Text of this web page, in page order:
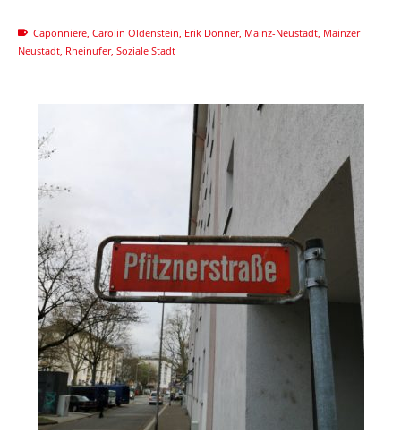
Caponniere Carolin Oldenstein Erik Donner, Mainz-Neustadt Mainzer
Neustadt Rheinufer, Soziale Stadt